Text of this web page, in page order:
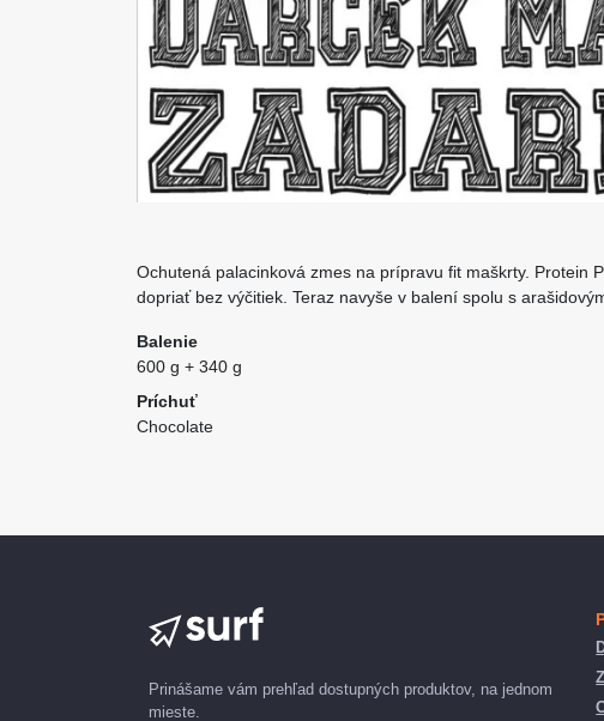
Ochutená palacinková zmes na prípravu fit maškrty. Protein
dopriať bez výčitiek. Teraz navyše v balení spolu s
Balenie
600 g + 340 g
Príchuť
Chocolate
Prinášame vám prehľad dostupných produktov, na jednom
mieste.